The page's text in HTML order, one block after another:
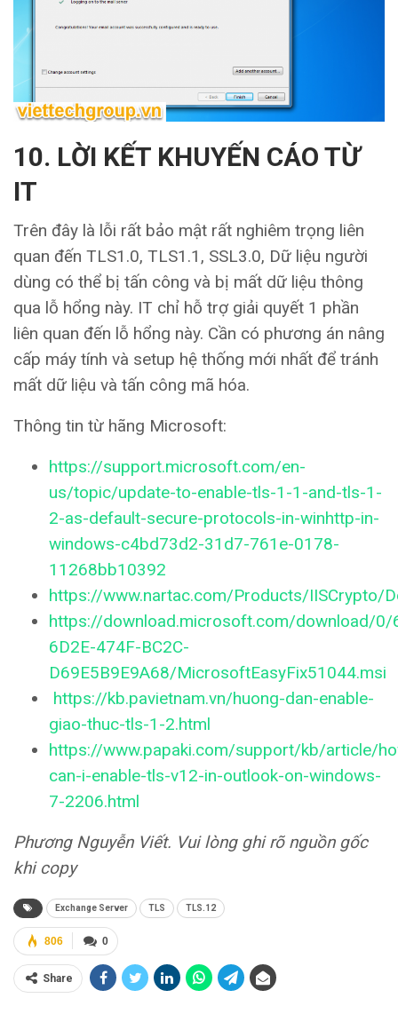
10. LỜI KẾT KHUYẾN CÁO TỪ
IT
Trên đây là lỗi rất bảo mật rất nghiêm trọng liên
quan đến TLS1.0, TLS1.1, SSL3.0, Dữ liệu người
dùng có thể bị tấn công và bị mất dữ liệu thông
qua lỗ hổng này. IT chỉ hỗ trợ giải quyết 1 phần
liên quan đến lỗ hổng này. Cần có phương án nâng
cấp máy tính và setup hệ thống mới nhất để tránh
mất dữ liệu và tấn công mã hóa.
Thông tin từ hãng Microsoft:
https://support.microsoft.com/en-
us/topic/update-to-enable-tls-1-1-and-tls-1-
2-as-default-secure-protocols-in-winhttp-in-
windows-c4bd73d2-31d7-761e-0178-
11268bb10392
https://www.nartac.com/Products/IISCrypto/
https://download.microsoft.com/download/
6D2E-474F-BC2C-
D69E5B9E9A68/MicrosoftEasyFix51044.msi
https://kb.pavietnam.vn/huong-dan-enable-
giao-thuc-tls-1-2.html
https://www.papaki.com/support/kb/article/
can-i-enable-tls-v12-in-outlook-on-windows-
7-2206.html
Phương Nguyễn Viết. Vui lòng ghi rõ nguồn gốc
khi copy
Exchange Server TLS TLS.12
0
806
Share